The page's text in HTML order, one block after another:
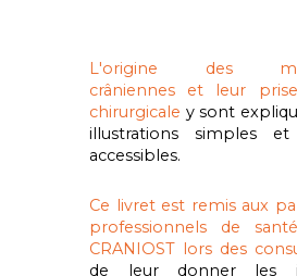
L'origine des
crâniennes
et leur
chirurgicale y sont
illustrations simples
accessibles.
Ce livret est remis aux
professionnels de
CRANIOST lors des
de leur donner les